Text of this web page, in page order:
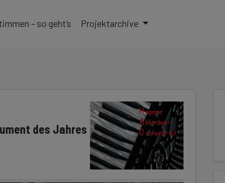
– so geht’s Projektarchive
des Jahres